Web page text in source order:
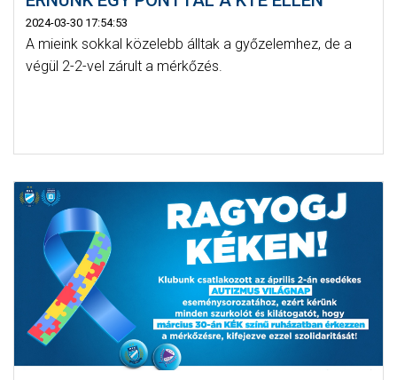
2024-03-30 17:54:53
A mieink sokkal közelebb álltak a győzelemhez, de a
végül 2-2-vel zárult a mérkőzés.